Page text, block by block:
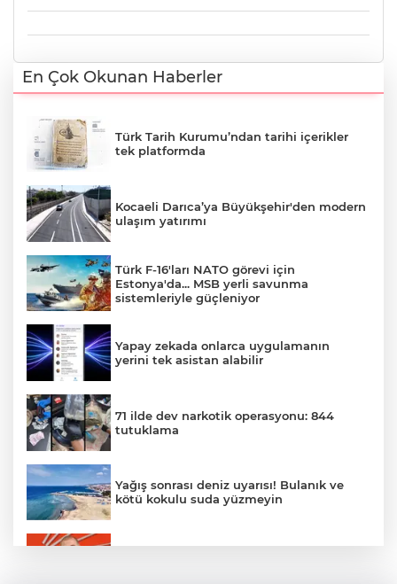
En Çok Okunan Haberler
Türk Tarih Kurumu’ndan tarihi içerikler
tek platformda
Kocaeli Darıca’ya Büyükşehir'den modern
ulaşım yatırımı
Türk F-16'ları NATO görevi için
Estonya'da... MSB yerli savunma
sistemleriyle güçleniyor
Yapay zekada onlarca uygulamanın
yerini tek asistan alabilir
71 ilde dev narkotik operasyonu: 844
tutuklama
Yağış sonrası deniz uyarısı! Bulanık ve
kötü kokulu suda yüzmeyin